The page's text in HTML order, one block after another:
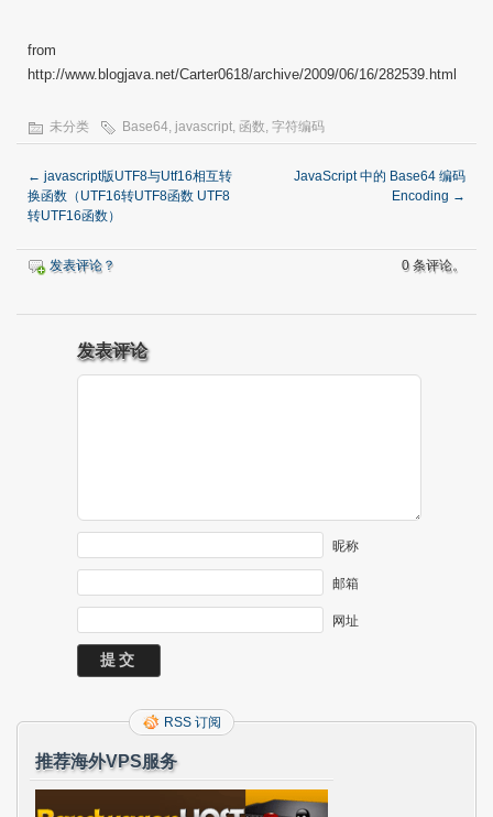
from
http://www.blogjava.net/Carter0618/archive/2009/06/16/282539.html
未分类 Base64, javascript, 函数, 字符编码
← javascript版UTF8与Utf16相互转
换函数（UTF16转UTF8函数 UTF8
转UTF16函数）
JavaScript 中的 Base64 编码
Encoding →
发表评论？ 0 条评论。
发表评论
昵称
邮箱
网址
RSS 订阅
推荐海外VPS服务